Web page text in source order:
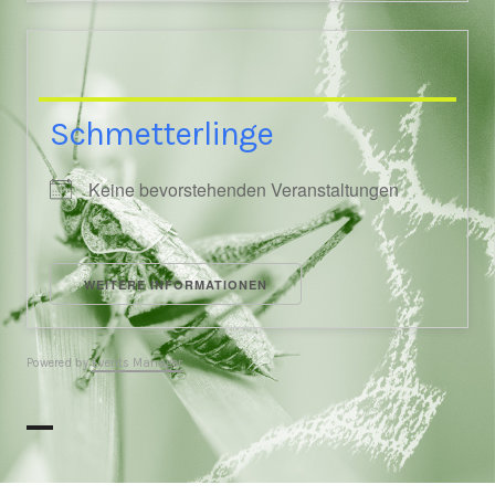
Schmetterlinge
Keine bevorstehenden Veranstaltungen
WEITERE INFORMATIONEN
Powered byEvents Manager